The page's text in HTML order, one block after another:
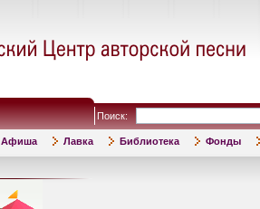
Поиск:
Афиша Лавка Библиотека Фонды